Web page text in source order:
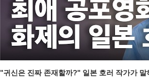
"귀신은 진짜 존재할까?" 일본 호러 작가가